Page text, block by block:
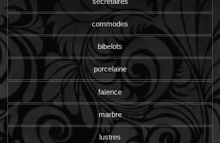
commodes
bibelots
porcelaine
faïence
marbre
lustres